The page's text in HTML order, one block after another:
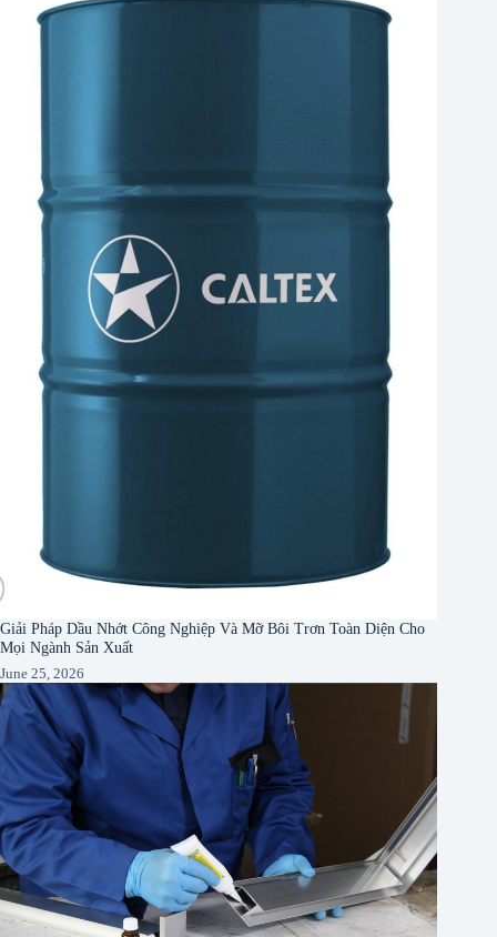
Giải Pháp Dầu Nhớt Công Nghiệp Và Mỡ Bôi Trơn Toàn Diện Cho
Mọi Ngành Sản Xuất
June 25, 2026